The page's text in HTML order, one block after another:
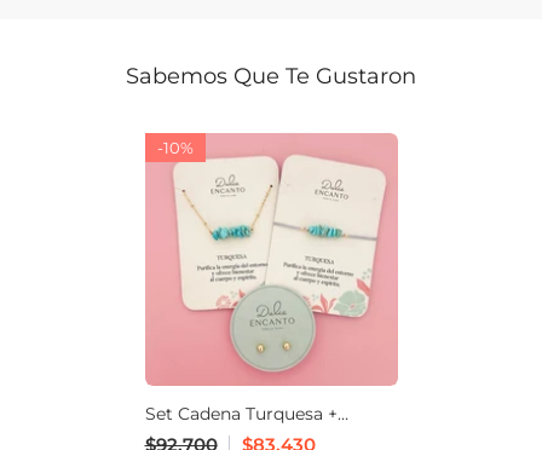
Sabemos Que Te Gustaron
-10%
Set Cadena Turquesa +
Pulsera Turquesa Hilo Gris +
$92.700 $83.430